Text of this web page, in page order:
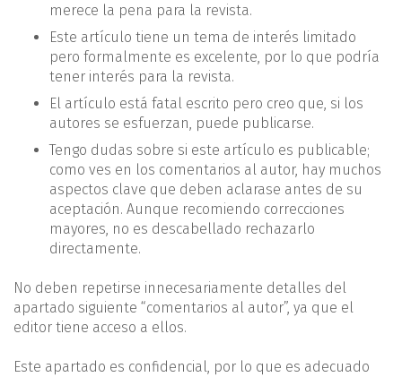
merece la pena para la revista.
Este artículo tiene un tema de interés limitado
pero formalmente es excelente, por lo que podría
tener interés para la revista.
El artículo está fatal escrito pero creo que, si los
autores se esfuerzan, puede publicarse.
Tengo dudas sobre si este artículo es publicable;
como ves en los comentarios al autor, hay muchos
aspectos clave que deben aclarase antes de su
aceptación. Aunque recomiendo correcciones
mayores, no es descabellado rechazarlo
directamente.
No deben repetirse innecesariamente detalles del
apartado siguiente “comentarios al autor”, ya que el
editor tiene acceso a ellos.
Este apartado es confidencial, por lo que es adecuado